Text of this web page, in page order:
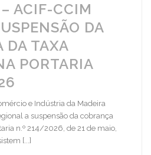
ACIF-CCIM
DA
DA TAXA
PORTARIA
e Indústria da Madeira
a suspensão da cobrança
n.º 214/2026, de 21 de maio,
[...]